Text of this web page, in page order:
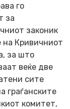
го
за
законик
на Кривичниот
за што
веќе две
сите
граѓанските
комитет,